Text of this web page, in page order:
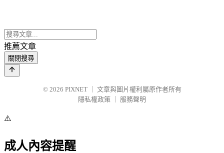
推薦文章
關閉搜尋
© 2026 PIXNET
文章與圖片權利屬原作者所有
隱私權政策
服務聲明
⚠️
成人內容提醒